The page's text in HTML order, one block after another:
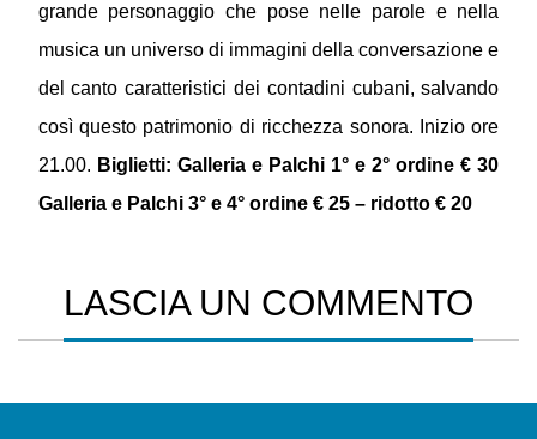
grande personaggio che pose nelle parole e nella
musica un universo di immagini della conversazione e
del canto caratteristici dei contadini cubani, salvando
così questo patrimonio di ricchezza sonora. Inizio ore
21.00. Biglietti: Galleria e Palchi 1° e 2° ordine € 30
Galleria e Palchi 3° e 4° ordine € 25 – ridotto € 20
LASCIA UN COMMENTO